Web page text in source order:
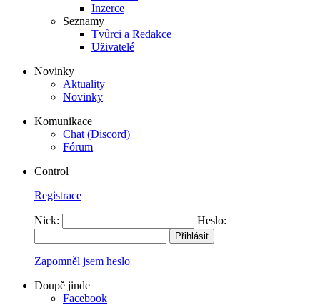
Inzerce
Seznamy
Tvůrci a Redakce
Uživatelé
Novinky
Aktuality
Novinky
Komunikace
Chat (Discord)
Fórum
Control
Registrace
Nick: Heslo:
Zapomněl jsem heslo
Doupě jinde
Facebook